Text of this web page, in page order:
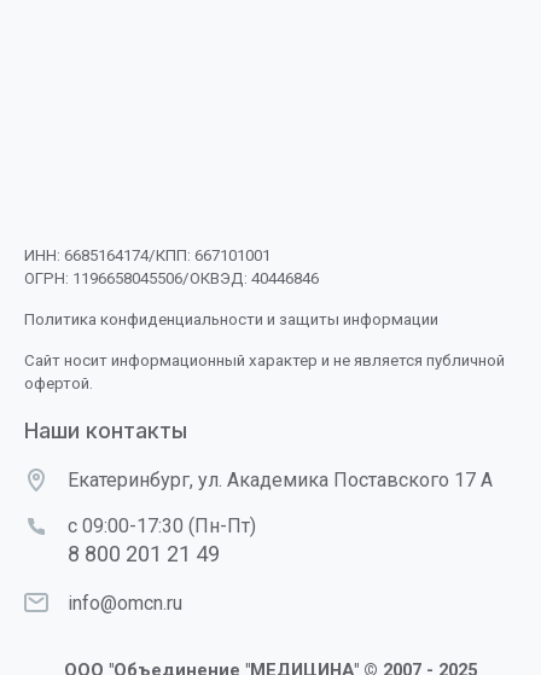
ИНН: 6685164174/КПП: 667101001
ОГРН: 1196658045506/ОКВЭД: 40446846
Политика конфиденциальности и защиты информации
Сайт носит информационный характер и не является публичной
офертой.
Наши контакты
Екатеринбург, ул. Академика Поставского 17 А
с 09:00-17:30 (Пн-Пт)
8 800 201 21 49
info@omcn.ru
ООО "Объединение "МЕДИЦИНА" © 2007 - 2025